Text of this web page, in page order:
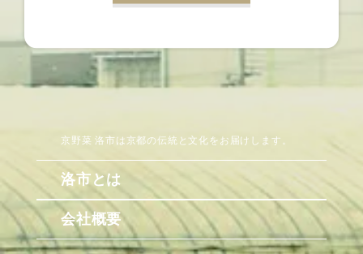
京野菜 洛市は京都の伝統と文化をお届けします。
洛市とは
会社概要